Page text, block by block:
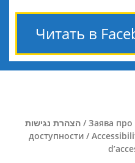
Читать в
הצהרת נגישות / Заява про доступність / Заявление о
доступности /